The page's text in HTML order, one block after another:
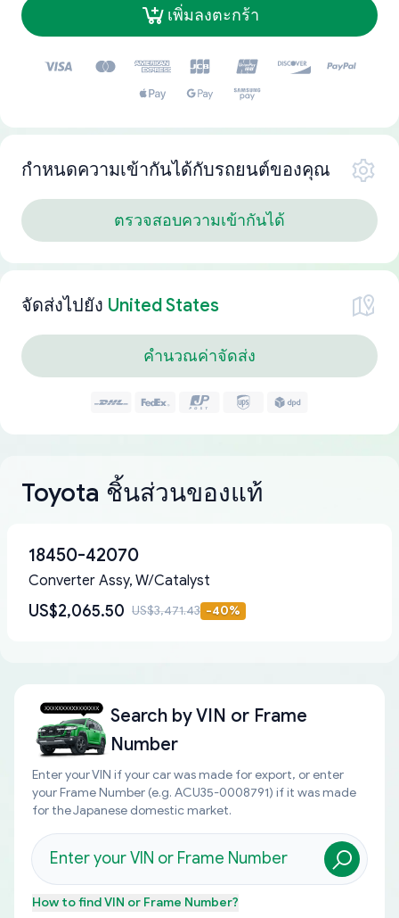
เพิ่มลงตะกร้า
กำหนดความเข้ากันได้กับรถยนต์ของคุณ
ตรวจสอบความเข้ากันได้
จัดส่งไปยัง United States
คำนวณค่าจัดส่ง
Toyota ชิ้นส่วนของแท้
18450-42070
Converter Assy, W/Catalyst
US$2,065.50 US$3,471.43 -40%
Search byVIN or Frame
Number
Enter your VIN if your car was made for export, or enter
your Frame Number (e.g. ACU35-0008791) if it was made
for the Japanese domestic market.
How to findVIN or Frame Number?